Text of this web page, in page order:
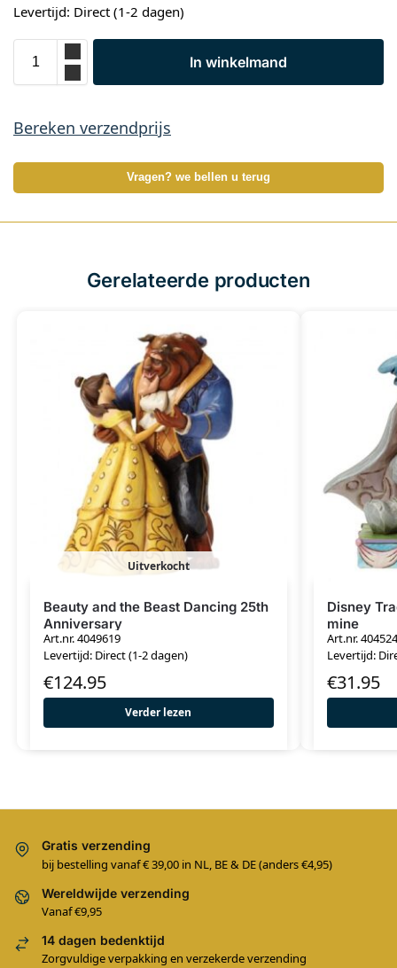
Levertijd: Direct (1-2 dagen)
In winkelmand
Bereken verzendprijs
Vragen? we bellen u terug
Gerelateerde producten
Uitverkocht
Beauty and the Beast Dancing 25th
Anniversary
Art.nr. 4049619
Levertijd: Direct (1-2 dagen)
€124.95
Verder lezen
Disney
mine
Art.nr.
Levertijd:
€31.95
Gratis verzending
bij bestelling vanaf € 39,00 in NL, BE & DE (anders €4,95)
Wereldwijde verzending
Vanaf €9,95
14 dagen bedenktijd
Zorgvuldige verpakking en verzekerde verzending